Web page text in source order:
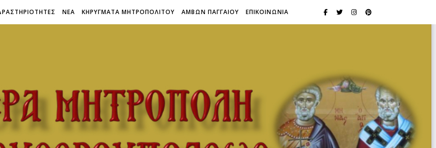
ΝΕΑ ΚΗΡΥΓΜΑΤΑ ΜΗΤΡΟΠΟΛΙΤΟΥ ΑΜΒΩΝ ΠΑΓΓΑΙΟΥ ΕΠΙΚΟΙΝΩΝΙΑ